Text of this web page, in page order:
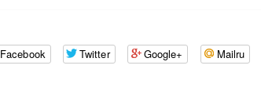
Facebook Twitter Google+ Mailru